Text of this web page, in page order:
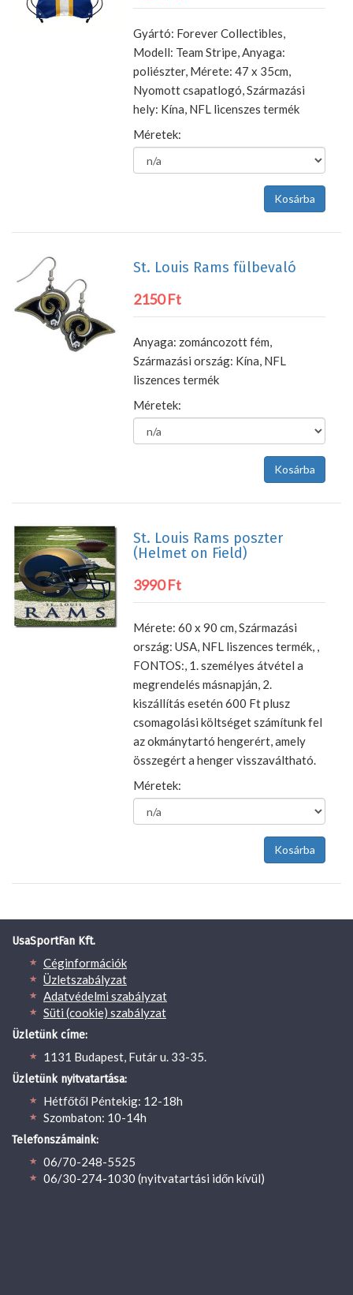
Gyártó: Forever Collectibles,
Modell: Team Stripe, Anyaga:
poliészter, Mérete: 47 x 35cm,
Nyomott csapatlogó, Származási
hely: Kína, NFL licenszes termék
Méretek:
St. Louis Rams fülbevaló
2150 Ft
Anyaga: zománcozott fém,
Származási ország: Kína, NFL
liszences termék
Méretek:
St. Louis Rams poszter
(Helmet on Field)
3990 Ft
Mérete: 60 x 90 cm, Származási
ország: USA, NFL liszences termék, ,
FONTOS:, 1. személyes átvétel a
megrendelés másnapján, 2.
kiszállítás esetén 600 Ft plusz
csomagolási költséget számítunk fel
az okmánytartó hengerért, amely
összegért a henger visszaváltható.
Méretek:
UsaSportFan Kft.
Céginformációk
Üzletszabályzat
Adatvédelmi szabályzat
Süti (cookie) szabályzat
Üzletünk címe:
1131 Budapest, Futár u. 33-35.
Üzletünk nyitvatartása:
Hétfőtől Péntekig: 12-18h
Szombaton: 10-14h
Telefonszámaink:
06/70-248-5525
06/30-274-1030 (nyitvatartási időn kívül)